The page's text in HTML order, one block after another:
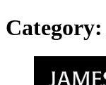
Category: